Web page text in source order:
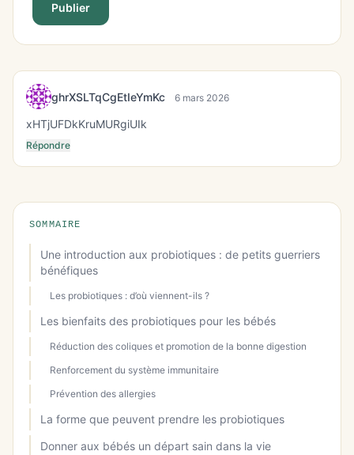
Publier
ghrXSLTqCgEtIeYmKc 6 mars 2026
xHTjUFDkKruMURgiUIk
Répondre
SOMMAIRE
Une introduction aux probiotiques : de petits guerriers
bénéfiques
Les probiotiques : d’où viennent-ils ?
Les bienfaits des probiotiques pour les bébés
Réduction des coliques et promotion de la bonne digestion
Renforcement du système immunitaire
Prévention des allergies
La forme que peuvent prendre les probiotiques
Donner aux bébés un départ sain dans la vie